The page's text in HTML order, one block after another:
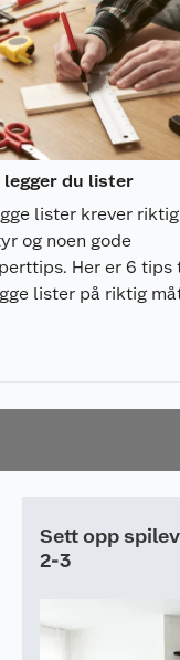
legger du lister
lister krever riktig
og noen gode
Her er 6 tips
lister på riktig
Sett opp
2-3